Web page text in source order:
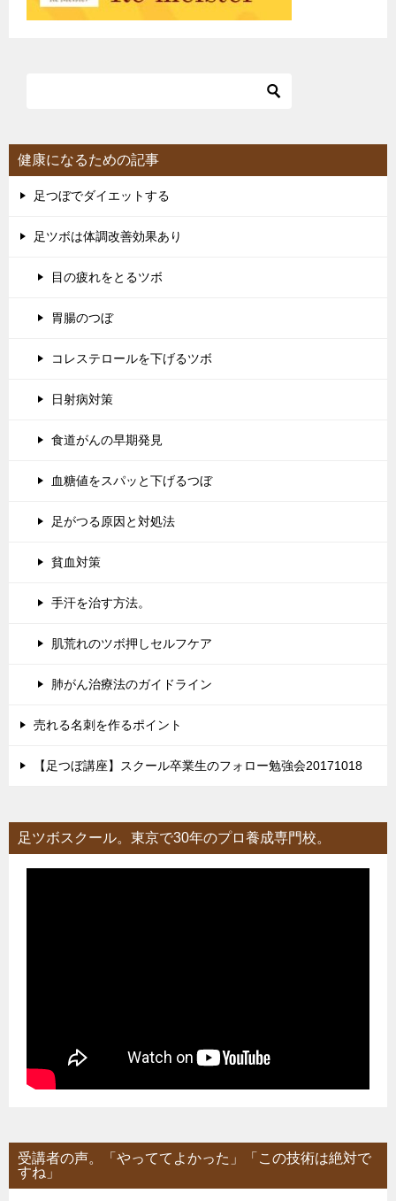
健康になるための記事
足つぼでダイエットする
足ツボは体調改善効果あり
目の疲れをとるツボ
胃腸のつぼ
コレステロールを下げるツボ
日射病対策
食道がんの早期発見
血糖値をスパッと下げるつぼ
足がつる原因と対処法
貧血対策
手汗を治す方法。
肌荒れのツボ押しセルフケア
肺がん治療法のガイドライン
売れる名刺を作るポイント
【足つぼ講座】スクール卒業生のフォロー勉強会20171018
足ツボスクール。東京で30年のプロ養成専門校。
受講者の声。「やっててよかった」「この技術は絶対で
すね」